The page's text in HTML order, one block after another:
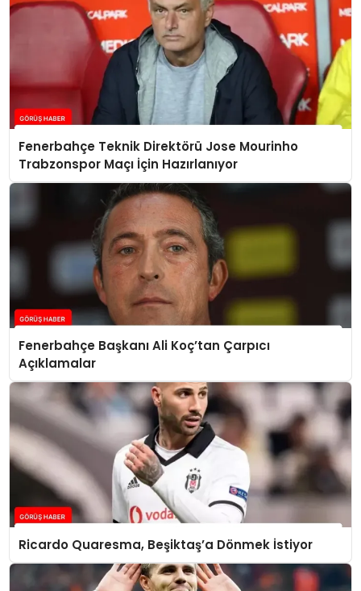
Fenerbahçe Teknik Direktörü Jose Mourinho
Trabzonspor Maçı İçin Hazırlanıyor
Fenerbahçe Başkanı Ali Koç’tan Çarpıcı
Açıklamalar
Ricardo Quaresma, Beşiktaş’a Dönmek İstiyor